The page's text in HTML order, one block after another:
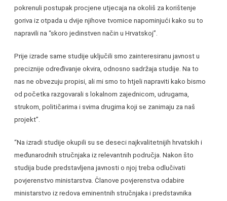
pokrenuli postupak procjene utjecaja na okoliš za korištenje
goriva iz otpada u dvije njihove tvornice napominjući kako su to
napravili na “skoro jedinstven način u Hrvatskoj”.
Prije izrade same studije uključili smo zainteresiranu javnost u
preciznije određivanje okvira, odnosno sadržaja studije. Na to
nas ne obvezuju propisi, ali mi smo to htjeli napraviti kako bismo
od početka razgovarali s lokalnom zajednicom, udrugama,
strukom, političarima i svima drugima koji se zanimaju za naš
projekt”.
“Na izradi studije okupili su se deseci najkvalitetnijih hrvatskih i
međunarodnih stručnjaka iz relevantnih područja. Nakon što
studija bude predstavljena javnosti o njoj treba odlučivati
povjerenstvo ministarstva. Članove povjerenstva odabire
ministarstvo iz redova eminentnih stručnjaka i predstavnika